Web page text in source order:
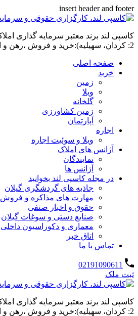
insert header and footer
2: کردان، سهیلیه):خرید و فروش ،رهن و اجاره
صفحه اصلی
خرید
زمین
ویلا
گلخانه
زمین کشاورزی
آپارتمان
اجاره
ویلا و سوئیت اجاره
آژانس های املاک
نمایندگان
آژانس ها
در مجله کاسپی لند بخوانید
جاذبه های گردشگری گیلان
مهارت های مذاکره و فروش
حقوق و اخبار صنفی
صنایع دستی و سوغات گیلان
معماری و دکوراسیون داخلی
اتاق خبر
تماس با ما
02191090611
ثبت ملک
2: کردان، سهیلیه):خرید و فروش ،رهن و اجاره